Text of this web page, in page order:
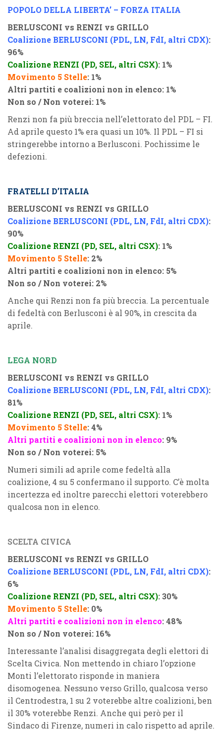
POPOLO DELLA LIBERTA’ – FORZA ITALIA
BERLUSCONI vs RENZI vs GRILLO
Coalizione BERLUSCONI (PDL, LN, FdI, altri CDX):
96%
Coalizione RENZI (PD, SEL, altri CSX): 1%
Movimento 5 Stelle: 1%
Altri partiti e coalizioni non in elenco: 1%
Non so / Non voterei: 1%
Renzi non fa più breccia nell’elettorato del PDL – FI.
Ad aprile questo 1% era quasi un 10%. Il PDL – FI si
stringerebbe intorno a Berlusconi. Pochissime le
defezioni.
FRATELLI D’ITALIA
BERLUSCONI vs RENZI vs GRILLO
Coalizione BERLUSCONI (PDL, LN, FdI, altri CDX):
90%
Coalizione RENZI (PD, SEL, altri CSX): 1%
Movimento 5 Stelle: 2%
Altri partiti e coalizioni non in elenco: 5%
Non so / Non voterei: 2%
Anche qui Renzi non fa più breccia. La percentuale
di fedeltà con Berlusconi è al 90%, in crescita da
aprile.
LEGA NORD
BERLUSCONI vs RENZI vs GRILLO
Coalizione BERLUSCONI (PDL, LN, FdI, altri CDX):
81%
Coalizione RENZI (PD, SEL, altri CSX): 1%
Movimento 5 Stelle: 4%
Altri partiti e coalizioni non in elenco: 9%
Non so / Non voterei: 5%
Numeri simili ad aprile come fedeltà alla
coalizione, 4 su 5 confermano il supporto. C’è molta
incertezza ed inoltre parecchi elettori voterebbero
qualcosa non in elenco.
SCELTA CIVICA
BERLUSCONI vs RENZI vs GRILLO
Coalizione BERLUSCONI (PDL, LN, FdI, altri CDX):
6%
Coalizione RENZI (PD, SEL, altri CSX): 30%
Movimento 5 Stelle: 0%
Altri partiti e coalizioni non in elenco: 48%
Non so / Non voterei: 16%
Interessante l’analisi disaggregata degli elettori di
Scelta Civica. Non mettendo in chiaro l’opzione
Monti l’elettorato risponde in maniera
disomogenea. Nessuno verso Grillo, qualcosa verso
il Centrodestra, 1 su 2 voterebbe altre coalizioni, ben
il 30% voterebbe Renzi. Anche qui però per il
Sindaco di Firenze, numeri in calo rispetto ad aprile.